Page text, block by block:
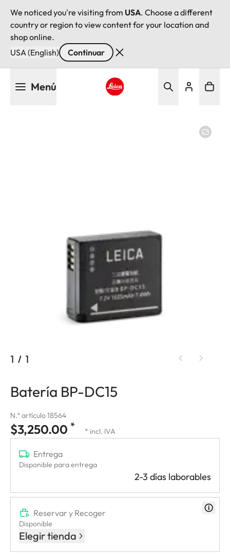
We noticed you're visiting from USA. Choose a different
country or region to view content for your location and
shop online.
USA (English)
Continuar
Menú
1 / 1
Batería BP-DC15
N.º artículo 18564
$3,250.00 * * incl. IVA
Entrega
Disponible para entrega
2-3 días laborables
Reservar y Recoger
Disponible
Elegir tienda